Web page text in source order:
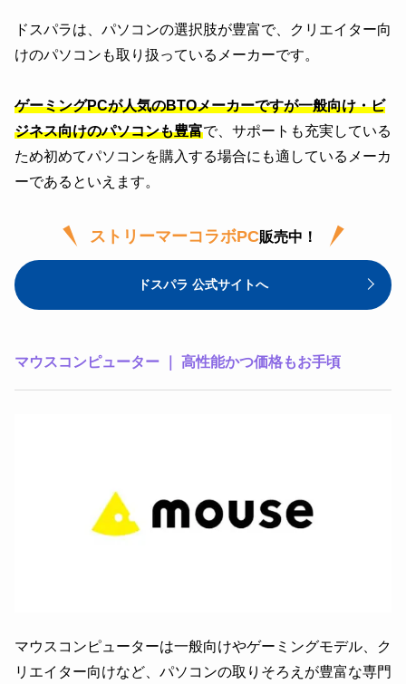
ドスパラは、パソコンの選択肢が豊富で、クリエイター向
けのパソコンも取り扱っているメーカーです。
ゲーミングPCが人気のBTOメーカーですが一般向け・ビ
ジネス向けのパソコンも豊富で、サポートも充実している
ため初めてパソコンを購入する場合にも適しているメーカ
ーであるといえます。
ストリーマーコラボPC販売中！
ドスパラ 公式サイトへ
マウスコンピューター ｜ 高性能かつ価格もお手頃
マウスコンピューターは一般向けやゲーミングモデル、ク
リエイター向けなど、パソコンの取りそろえが豊富な専門